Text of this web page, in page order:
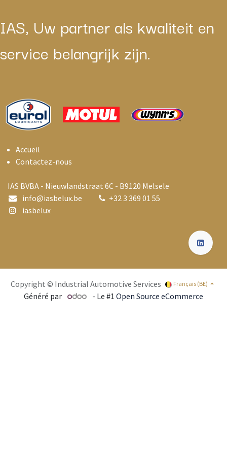
IAS, Uw partner als kwaliteit en
service belangrijk zijn.
Accueil
Contactez-nous
IAS BVBA - Nieuwlandstraat 6C - B9120 Melsele
info@iasbelux.be +32 3 369 01 55
iasbelux
Copyright © Industrial Automotive Services Français (BE)
Généré par - Le #1Open Source eCommerce